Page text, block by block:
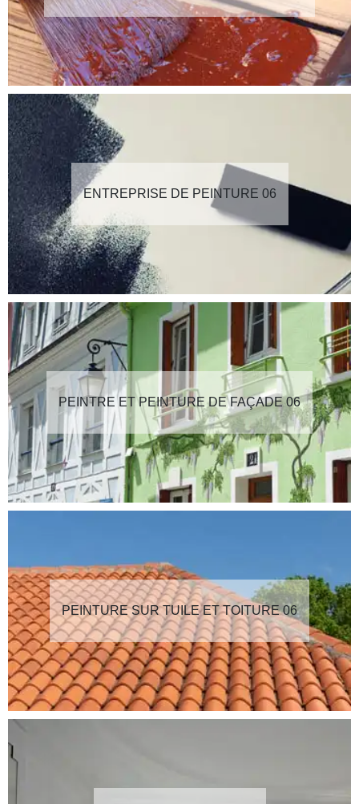
ENTREPRISE DE PEINTURE 06
PEINTRE ET PEINTURE DE FAÇADE 06
PEINTURE SUR TUILE ET TOITURE 06